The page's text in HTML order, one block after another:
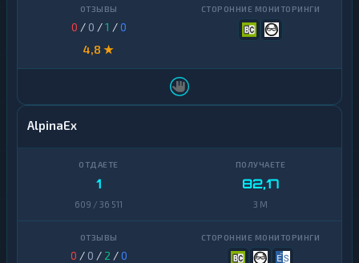
0 / 0 /1 /0
4,8 ★
AlpinaEx
1
609 / 36 511
82,17
3 M
0 / 0 / 2 /0